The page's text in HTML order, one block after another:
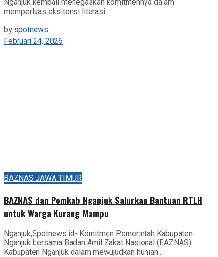
Nganjuk kembali menegaskan komitmennya dalam
memperluas eksitensi literasi...
byspotnews
Februari 24, 2026
BAZNAS JAWA TIMUR
BAZNAS dan Pemkab Nganjuk Salurkan Bantuan RTLH
untuk Warga Kurang Mampu
Nganjuk,Spotnews.id- Komitmen Pemerintah Kabupaten
Nganjuk bersama Badan Amil Zakat Nasional (BAZNAS)
Kabupaten Nganjuk dalam mewujudkan hunian...